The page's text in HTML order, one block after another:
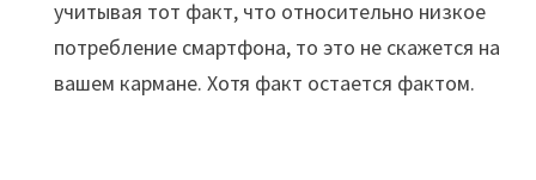
учитывая тот факт, что относительно низкое
потребление смартфона, то это не скажется на
вашем кармане. Хотя факт остается фактом.